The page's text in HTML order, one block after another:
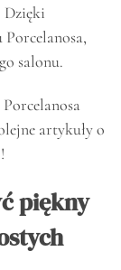
Dzięki
salonu.
artykuły o
piękny